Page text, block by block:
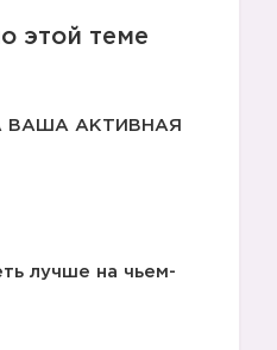
этой теме
ВАША АКТИВНАЯ
лучше на чьем-